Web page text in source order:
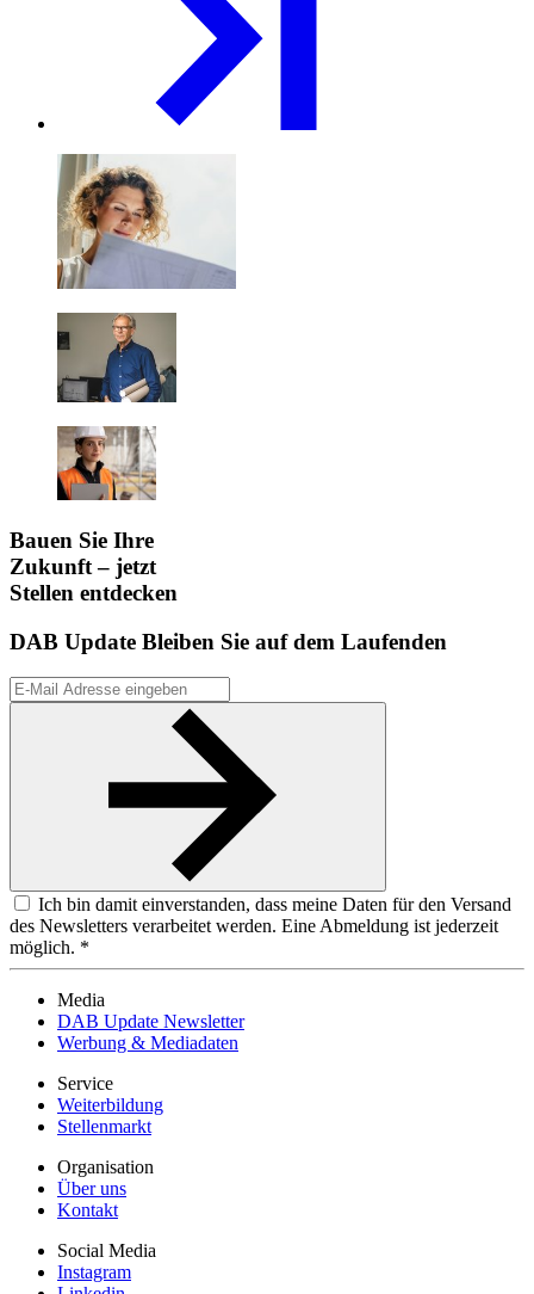
Bauen Sie Ihre
Zukunft – jetzt
Stellen entdecken
DAB Update Bleiben Sie auf dem Laufenden
Ich bin damit einverstanden, dass meine Daten für den Versand
des Newsletters verarbeitet werden. Eine Abmeldung ist jederzeit
möglich. *
Media
DAB Update Newsletter
Werbung & Mediadaten
Service
Weiterbildung
Stellenmarkt
Organisation
Über uns
Kontakt
Social Media
Instagram